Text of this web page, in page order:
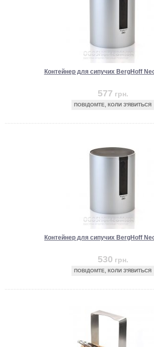
Контейнер для сипучих BergHoff
577 грн.
ПОВІДОМТЕ, КОЛИ З'ЯВИТЬСЯ
Контейнер для сипучих BergHoff
530 грн.
ПОВІДОМТЕ, КОЛИ З'ЯВИТЬСЯ